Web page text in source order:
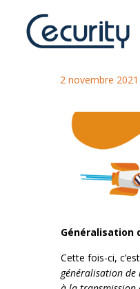
Le saviez-
2 novembre 2021
Généralisation
Cette fois-ci,
généralisation